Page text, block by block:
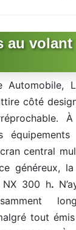
au
Automobile,
côté
À
central
généreux,
NX 300 h.
tout